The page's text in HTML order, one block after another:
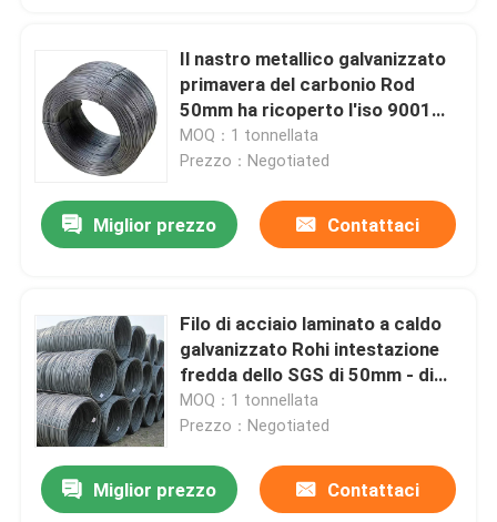
Il nastro metallico galvanizzato
primavera del carbonio Rod
50mm ha ricoperto l'iso 9001
della corda
MOQ：1 tonnellata
Prezzo：Negotiated
Miglior prezzo Contattaci
Filo di acciaio laminato a caldo
galvanizzato Rohi intestazione
fredda dello SGS di 50mm - di
0,3 BV
MOQ：1 tonnellata
Prezzo：Negotiated
Miglior prezzo Contattaci